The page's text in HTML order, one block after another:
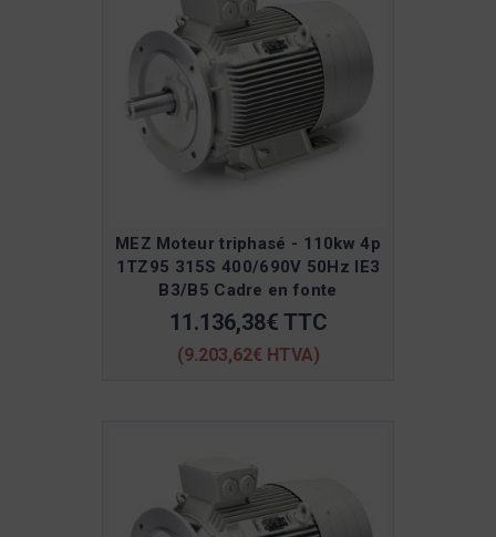
MEZ Moteur triphasé - 110kw 4p
1TZ95 315S 400/690V 50Hz IE3
B3/B5 Cadre en fonte
11.136,38€ TTC
(9.203,62€ HTVA)